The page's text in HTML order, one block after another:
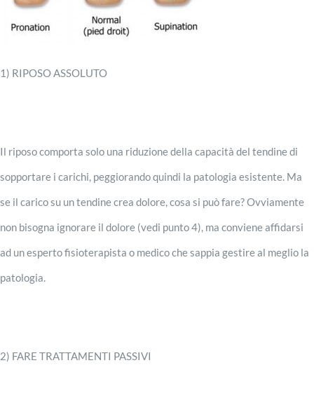
1) RIPOSO ASSOLUTO
Il riposo comporta solo una riduzione della capacità del tendine di
sopportare i carichi, peggiorando quindi la patologia esistente. Ma
se il carico su un tendine crea dolore, cosa si può fare? Ovviamente
non bisogna ignorare il dolore (vedi punto 4), ma conviene affidarsi
ad un esperto fisioterapista o medico che sappia gestire al meglio la
patologia.
2) FARE TRATTAMENTI PASSIVI